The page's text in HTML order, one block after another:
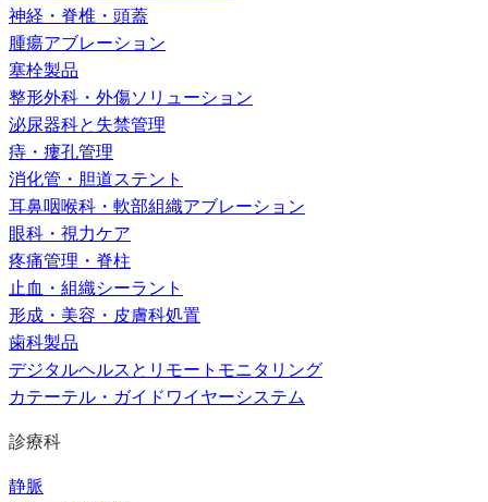
神経・脊椎・頭蓋
腫瘍アブレーション
塞栓製品
整形外科・外傷ソリューション
泌尿器科と失禁管理
痔・瘻孔管理
消化管・胆道ステント
耳鼻咽喉科・軟部組織アブレーション
眼科・視力ケア
疼痛管理・脊柱
止血・組織シーラント
形成・美容・皮膚科処置
歯科製品
デジタルヘルスとリモートモニタリング
カテーテル・ガイドワイヤーシステム
診療科
静脈